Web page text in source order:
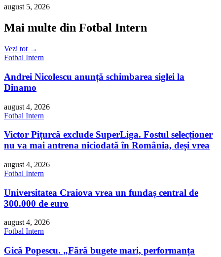
august 5, 2026
Mai multe din Fotbal Intern
Vezi tot →
Fotbal Intern
Andrei Nicolescu anunță schimbarea siglei la
Dinamo
august 4, 2026
Fotbal Intern
Victor Pițurcă exclude SuperLiga. Fostul selecționer
nu va mai antrena niciodată în România, deși vrea
august 4, 2026
Fotbal Intern
Universitatea Craiova vrea un fundaș central de
300.000 de euro
august 4, 2026
Fotbal Intern
Gică Popescu. „Fără bugete mari, performanța